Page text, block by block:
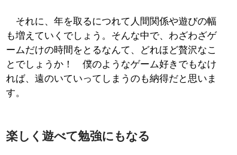
それに、年を取るにつれて人間関係や遊びの幅
も増えていくでしょう。そんな中で、わざわざゲ
ームだけの時間をとるなんて、どれほど贅沢なこ
とでしょうか！ 僕のようなゲーム好きでもなけ
れば、遠のいていってしまうのも納得だと思いま
す。
楽しく遊べて勉強にもなる